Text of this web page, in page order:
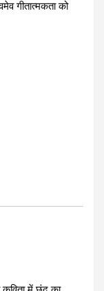
गीतात्मकता को